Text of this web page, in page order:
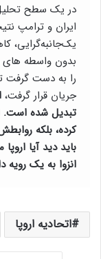
در یک سطح تحلیل
ایران و ترامپ
یک‌جانبه‌گرایی،
جریان قرار گرفت،
تبدیل شده است.
کرده، بلکه
باید دید آیا
انزوا به یک
اتحادیه اروپا